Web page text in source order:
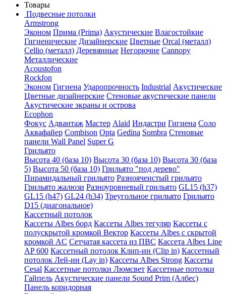
Товары
Подвесные потолки
Armstrong
Эконом Прима (Prima) Акустические Влагостойкие
Гигиенические Дизайнерские Цветные Orcal (металл)
Cellio (металл) Деревянные Негорючие Cannopy
Металлические
Acoustofon
Rockfon
Эконом Гигиена Ударопрочность Industrial Акустические
Цветные дизайнерские Стеновые акустические панели
Акустические экраны и острова
Ecophon
Фокус Адвантаж Мастер Alaid Индастри Гигиена Соло
Аквафайер Combison Opta Gedina Sombra Стеновые
панели Wall Panel Super G
Грильято
Высота 40 (база 10) Высота 30 (база 10) Высота 30 (база
5) Высота 50 (база 10) Грильято "под дерево"
Пирамидальный грильято Разноячеистый грильято
Грильято жалюзи Разноуровневый грильято GL15 (h37)
GL15 (h47) GL24 (h34) Треугольное грильято Грильято
D15 (диагональное)
Кассетный потолок
Кассеты Albes борд Кассеты Albes тегуляр Кассеты с
полускрытой кромкой Вектор Кассеты Albes с скрытой
кромкой AC Сетчатая кассета из ПВС Кассета Albes Line
AP 600 Кассетный потолок Клип-ин (Clip in) Кассетный
потолок Лей-ин (Lay in) Кассеты Albes Strong Кассеты
Cesal Кассетные потолки Люмсвет Кассетные потолки
Гайпель Акустические панели Sound Prim (Албес)
Панель коридорная